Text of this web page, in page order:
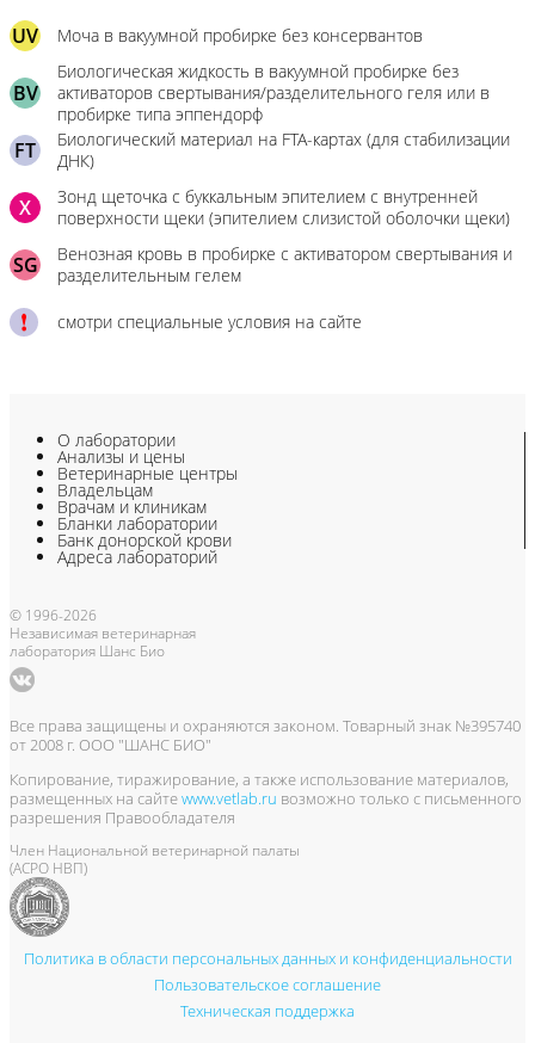
UV Моча в вакуумной пробирке без консервантов
BV
Биологическая жидкость в вакуумной пробирке без
активаторов свертывания/разделительного геля или в
пробирке типа эппендорф
FT
Биологический материал на FTA-картах (для стабилизации
ДНК)
X
Зонд щеточка с буккальным эпителием с внутренней
поверхности щеки (эпителием слизистой оболочки щеки)
SG
Венозная кровь в пробирке с активатором свертывания и
разделительным гелем
смотри специальные условия на сайте
О лаборатории
Анализы и цены
Ветеринарные центры
Владельцам
Врачам и клиникам
Бланки лаборатории
Банк донорской крови
Адреса лабораторий
© 1996-2026
Независимая ветеринарная
лаборатория Шанс Био
Все права защищены и охраняются законом. Товарный знак №395740
от 2008 г. ООО "ШАНС БИО"
Копирование, тиражирование, а также использование материалов,
размещенных на сайтеwww.vetlab.ru возможно только с письменного
разрешения Правообладателя
Член Национальной ветеринарной палаты
(АСРО НВП)
Политика в области персональных данных и конфиденциальности
Пользовательское соглашение
Техническая поддержка